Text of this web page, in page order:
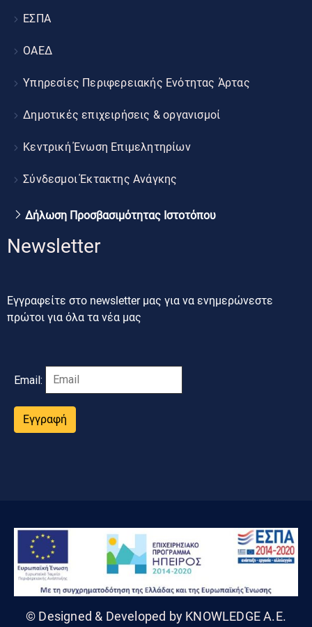
ΕΣΠΑ
ΟΑΕΔ
Υπηρεσίες Περιφερειακής Ενότητας Άρτας
Δημοτικές επιχειρήσεις & οργανισμοί
Κεντρική Ένωση Επιμελητηρίων
Σύνδεσμοι Έκτακτης Ανάγκης
Δήλωση Προσβασιμότητας Ιστοτόπου
Newsletter
Εγγραφείτε στο newsletter μας για να ενημερώνεστε
πρώτοι για όλα τα νέα μας
Email:
Εγγραφή
© Designed & Developed by KNOWLEDGE A.E.